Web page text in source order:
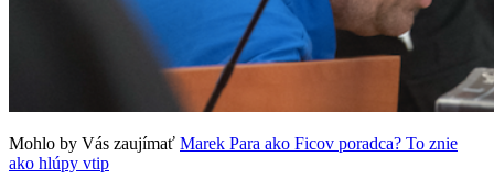
Mohlo by Vás zaujímať Marek Para ako Ficov poradca? To znie
ako hlúpy vtip